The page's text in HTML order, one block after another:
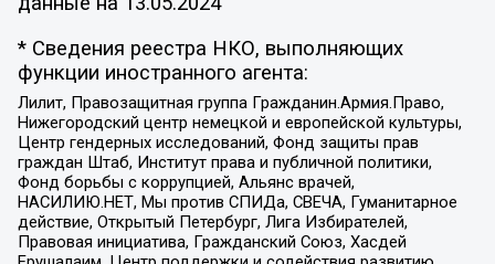
* Сведения реестра НКО, выполняющих
функции иностранного агента:
Лилит, Правозащитная группа Гражданин.Армия.Право,
Нижегородский центр немецкой и европейской культуры,
Центр гендерных исследований, Фонд защиты прав
граждан Штаб, Институт права и публичной политики,
Фонд борьбы с коррупцией, Альянс врачей,
НАСИЛИЮ.НЕТ, Мы против СПИДа, СВЕЧА, Гуманитарное
действие, Открытый Петербург, Лига Избирателей,
Правовая инициатива, Гражданский Союз, Хасдей